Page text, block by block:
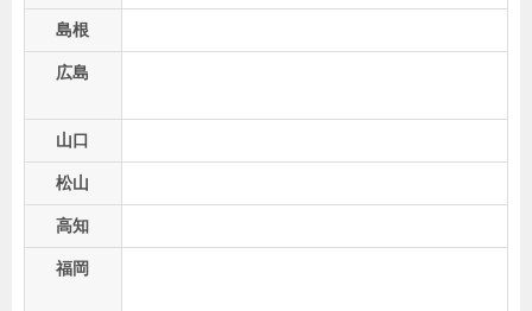
島根
広島
山口
松山
高知
福岡